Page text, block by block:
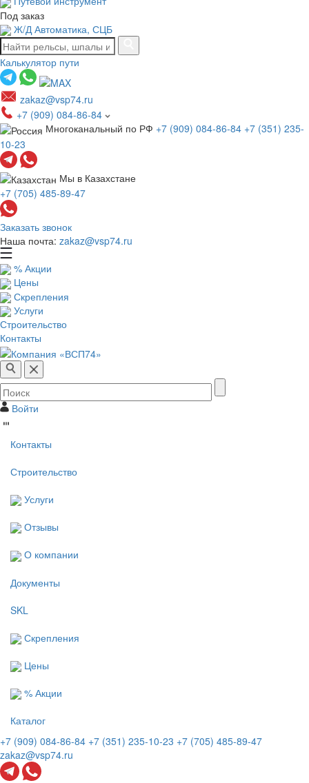
Под заказ
Ж/Д Автоматика, СЦБ
Калькулятор пути
zakaz@vsp74.ru
+7 (909) 084-86-84
Многоканальный по РФ +7 (909) 084-86-84 +7 (351) 235-
10-23
Мы в Казахстане
+7 (705) 485-89-47
Заказать звонок
Наша почта: zakaz@vsp74.ru
% Акции
Цены
Скрепления
Услуги
Строительство
Контакты
Войти
Контакты
Строительство
Услуги
Отзывы
О компании
Документы
SKL
Скрепления
Цены
% Акции
Каталог
+7 (909) 084-86-84 +7 (351) 235-10-23 +7 (705) 485-89-47
zakaz@vsp74.ru